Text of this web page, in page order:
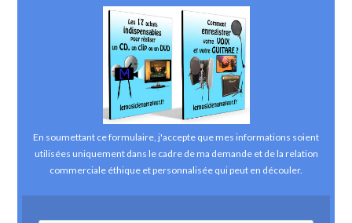
En soumettant ce formulaire, j'accepte que mes informations soient
utilisées uniquement dans le cadre de ma demande et de la relation
commerciale éthique et personnalisée qui peut en découler.